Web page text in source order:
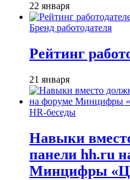
22 января
Бренд работодателя
Рейтинг
21 января
HR-беседы
Навыки
панели hh.ru
Минцифры